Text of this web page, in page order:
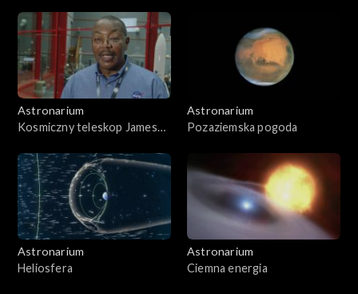
Astronarium
Kosmiczny teleskop Jamesa
Astronarium
Pozaziemska pogoda
Astronarium
Heliosfera
Astronarium
Ciemna energia